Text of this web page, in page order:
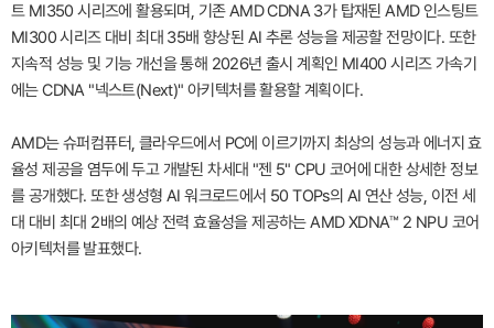
트 MI350 시리즈에 활용되며, 기존 AMD CDNA 3가 탑재된 AMD 인스팅트
MI300 시리즈 대비 최대 35배 향상된 AI 추론 성능을 제공할 전망이다. 또한
지속적 성능 및 기능 개선을 통해 2026년 출시 계획인 MI400 시리즈 가속기
에는 CDNA "넥스트(Next)" 아키텍처를 활용할 계획이다.
AMD는 슈퍼컴퓨터, 클라우드에서 PC에 이르기까지 최상의 성능과 에너지 효
율성 제공을 염두에 두고 개발된 차세대 "젠 5" CPU 코어에 대한 상세한 정보
를 공개했다. 또한 생성형 AI 워크로드에서 50 TOPs의 AI 연산 성능, 이전 세
대 대비 최대 2배의 예상 전력 효율성을 제공하는 AMD XDNA™ 2 NPU 코어
아키텍처를 발표했다.